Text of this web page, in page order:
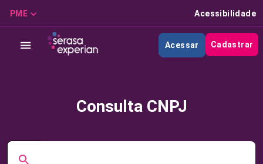
PME Acessibilidade
Acessar Cadastrar
Consulta CNPJ